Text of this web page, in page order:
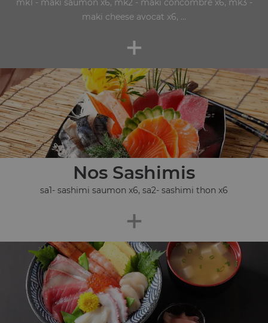
mk1 - maki saumon x6, mk2 - maki concombre x6, mk3 -
maki cheese avocat x6, ...
+
Nos Sashimis
sa1- sashimi saumon x6, sa2- sashimi thon x6
+